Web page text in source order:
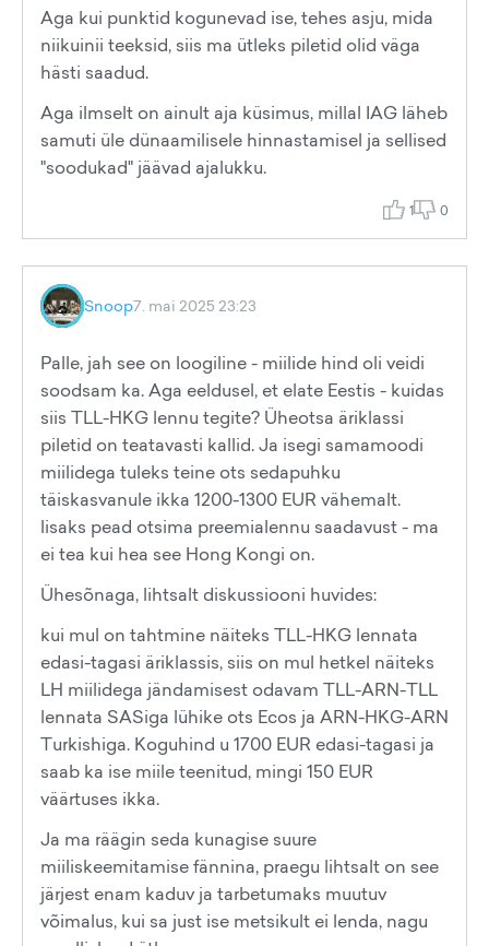
Aga kui punktid kogunevad ise, tehes asju, mida
niikuinii teeksid, siis ma ütleks piletid olid väga
hästi saadud.
Aga ilmselt on ainult aja küsimus, millal IAG läheb
samuti üle dünaamilisele hinnastamisel ja sellised
"soodukad" jäävad ajalukku.
1 0
Snoop7. mai 2025 23:23
Palle, jah see on loogiline - miilide hind oli veidi
soodsam ka. Aga eeldusel, et elate Eestis - kuidas
siis TLL-HKG lennu tegite? Üheotsa äriklassi
piletid on teatavasti kallid. Ja isegi samamoodi
miilidega tuleks teine ots sedapuhku
täiskasvanule ikka 1200-1300 EUR vähemalt.
lisaks pead otsima preemialennu saadavust - ma
ei tea kui hea see Hong Kongi on.
Ühesõnaga, lihtsalt diskussiooni huvides:
kui mul on tahtmine näiteks TLL-HKG lennata
edasi-tagasi äriklassis, siis on mul hetkel näiteks
LH miilidega jändamisest odavam TLL-ARN-TLL
lennata SASiga lühike ots Ecos ja ARN-HKG-ARN
Turkishiga. Koguhind u 1700 EUR edasi-tagasi ja
saab ka ise miile teenitud, mingi 150 EUR
väärtuses ikka.
Ja ma räägin seda kunagise suure
miiliskeemitamise fännina, praegu lihtsalt on see
järjest enam kaduv ja tarbetumaks muutuv
võimalus, kui sa just ise metsikult ei lenda, nagu